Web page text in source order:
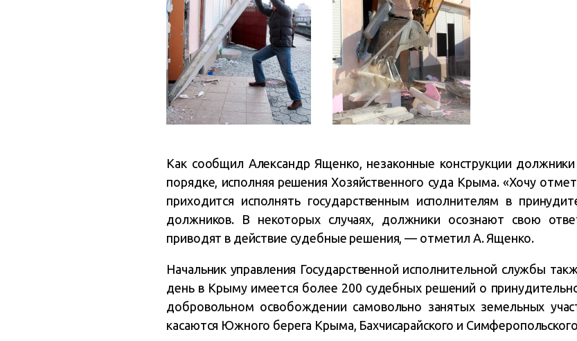
Как сообщил Александр Ященко, незаконные конструкции
порядке, исполняя решения Хозяйственного суда Крыма. «Хочу
приходится исполнять государственным исполнителям в
должников. В некоторых случаях, должники осознают свою
приводят в действие судебные решения, — отметил А. Ященко.
Начальник управления Государственной исполнительной службы
день в Крыму имеется более 200 судебных решений о
добровольном освобождении самовольно занятых земельных
касаются Южного берега Крыма, Бахчисарайского и